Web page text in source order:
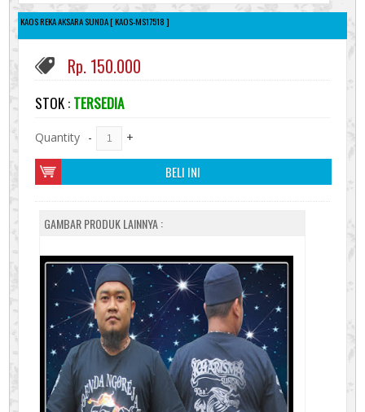
KAOS REKA AKSARA SUNDA [ KAOS-MS17518 ]
Rp. 150.000
STOK : TERSEDIA
Quantity - +
BELI INI
GAMBAR PRODUK LAINNYA :